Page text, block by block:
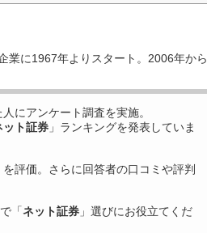
業に1967年よりスタート。2006年から
人にアンケート調査を実施。
ット証券 」ランキングを発表していま
を評価。さらに回答者の口コミや評判
「ネット証券 」選びにお役立てくだ